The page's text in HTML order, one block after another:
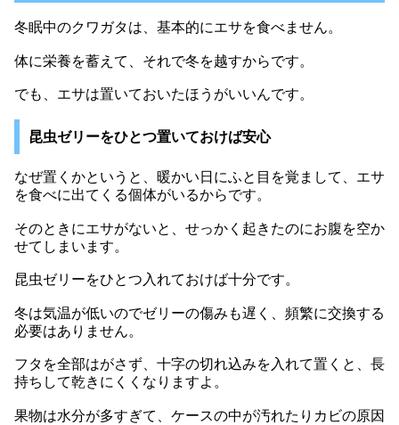
冬眠中のクワガタは、基本的にエサを食べません。
体に栄養を蓄えて、それで冬を越すからです。
でも、エサは置いておいたほうがいいんです。
昆虫ゼリーをひとつ置いておけば安心
なぜ置くかというと、暖かい日にふと目を覚まして、エサ
を食べに出てくる個体がいるからです。
そのときにエサがないと、せっかく起きたのにお腹を空か
せてしまいます。
昆虫ゼリーをひとつ入れておけば十分です。
冬は気温が低いのでゼリーの傷みも遅く、頻繁に交換する
必要はありません。
フタを全部はがさず、十字の切れ込みを入れて置くと、長
持ちして乾きにくくなりますよ。
果物は水分が多すぎて、ケースの中が汚れたりカビの原因